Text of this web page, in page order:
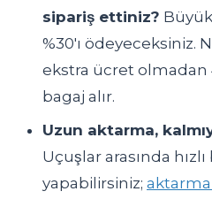
sipariş ettiniz?
%30'ı ödeyeceksiniz.
ekstra ücret olmadan
bagaj alır.
Uzun aktarma,
Uçuşlar arasında
yapabilirsiniz; aktarma